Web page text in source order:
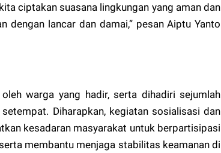
ciptakan suasana lingkungan yang aman dan
dengan lancar dan damai,” pesan Aiptu Yanto
warga yang hadir, serta dihadiri sejumlah
Diharapkan, kegiatan sosialisasi dan
kesadaran masyarakat untuk berpartisipasi
membantu menjaga stabilitas keamanan di